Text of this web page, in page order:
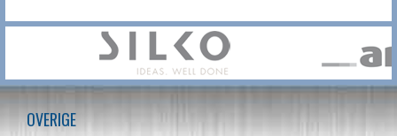
OVERIGE